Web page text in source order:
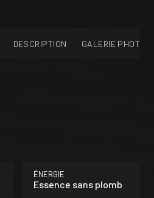
DESCRIPTION GALERIE PHOTOS
ÉNERGIE
Essence sans plomb